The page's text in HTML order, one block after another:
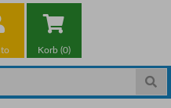
Korb (0)